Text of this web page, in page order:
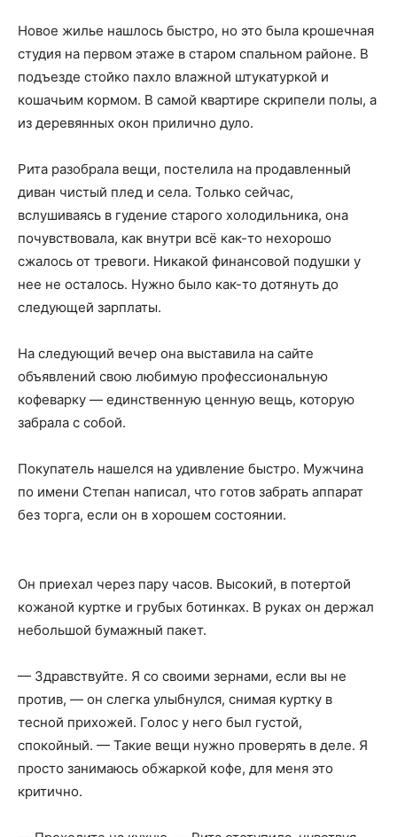
Новое жилье нашлось быстро, но это была крошечная
студия на первом этаже в старом спальном районе. В
подъезде стойко пахло влажной штукатуркой и
кошачьим кормом. В самой квартире скрипели полы, а
из деревянных окон прилично дуло.
Рита разобрала вещи, постелила на продавленный
диван чистый плед и села. Только сейчас,
вслушиваясь в гудение старого холодильника, она
почувствовала, как внутри всё как-то нехорошо
сжалось от тревоги. Никакой финансовой подушки у
нее не осталось. Нужно было как-то дотянуть до
следующей зарплаты.
На следующий вечер она выставила на сайте
объявлений свою любимую профессиональную
кофеварку — единственную ценную вещь, которую
забрала с собой.
Покупатель нашелся на удивление быстро. Мужчина
по имени Степан написал, что готов забрать аппарат
без торга, если он в хорошем состоянии.
Он приехал через пару часов. Высокий, в потертой
кожаной куртке и грубых ботинках. В руках он держал
небольшой бумажный пакет.
— Здравствуйте. Я со своими зернами, если вы не
против, — он слегка улыбнулся, снимая куртку в
тесной прихожей. Голос у него был густой,
спокойный. — Такие вещи нужно проверять в деле. Я
просто занимаюсь обжаркой кофе, для меня это
критично.